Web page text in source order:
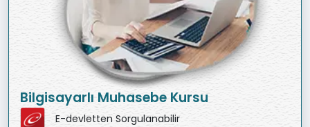
Bilgisayarlı Muhasebe Kursu
E-devletten Sorgulanabilir